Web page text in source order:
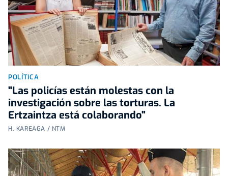
POLÍTICA
"Las policías están molestas con la
investigación sobre las torturas. La
Ertzaintza está colaborando"
H. KAREAGA / NTM